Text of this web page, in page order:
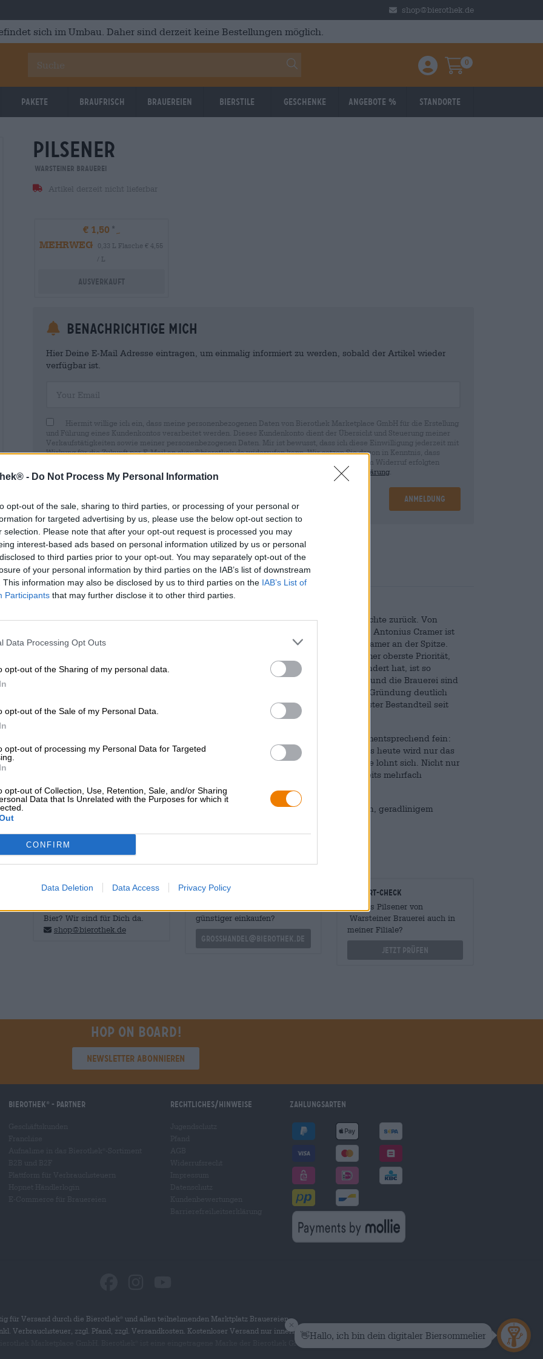
- Do Not Process My Personal Information
opt-out of the sale, sharing to third parties, or processing of your personal or
for targeted advertising by us, please use the below opt-out section to
selection. Please note that after your opt-out request is processed you may
interest-based ads based on personal information utilized by us or personal
to third parties prior to your opt-out. You may separately opt-out of the
of your personal information by third parties on the IAB’s list of downstream
This information may also be disclosed by us to third parties on the IAB’s List of
Participants that may further disclose it to other third parties.
Data Processing Opt Outs
opt-out of the Sharing of my personal data.
opt-out of the Sale of my Personal Data.
opt-out of processing my Personal Data for Targeted
opt-out of Collection, Use, Retention, Sale, and/or Sharing
Data that Is Unrelated with the Purposes for which it
CONFIRM
Data Deletion Data Access Privacy Policy
shop@bierothek.de
sich im Umbau. Daher sind derzeit keine Bestellungen möglich.
Einloggen / Anmelden
Warenkorb
0
Pakete Braufrisch Brauereien Bierstile Geschenke Angebote % Standorte
pilsener
Warsteiner Brauerei
Artikel derzeit nicht lieferbar
€ 1,50
MEHRWEG
0,33 L Flasche € 4,55
/ L
Ausverkauft
Benachrichtige mich
Hier Deine E-Mail Adresse eintragen, um einmalig informiert zu werden, sobald der Artikel wieder
verfügbar ist.
Hiermit willige ich ein, dass meine personenbezogenen Daten von Bierothek Marketplace GmbH für die Erstellung
und Führung eines Kundenkontos verarbeitet werden. Dieses Kundenkonto dient der Übersicht und Steuerung meiner
Verkaufstätigkeiten sowie meiner personenbezogenen Daten. Mir ist bewusst, dass ich diese Einwilligung jederzeit mit
Wirkung für die Zukunft per E-Mail an shop@bierothek.de widerrufen kann. Wir setzen Sie davon in Kenntnis, dass
durch den Widerruf der Einwilligung die Rechtmäßigkeit der aufgrund der Einwilligung bis zum Widerruf erfolgten
Verarbeitung nicht berührt wird. Weitere Informationen finden Sie in unserer
Datenschutzerklärung
Anmeldung
* Preise inkl. gesetzlicher MwSt. zzgl. Versandkosten zzgl. Pfand € 0,08
Beschreibung Infos Bewertungen(0)
Die Brauerei Warsteiner aus dem Sauerland blickt auf mehr als 270 Jahre Geschichte zurück. Von
Anfang an ist es die Familie Cramer, die die Geschicke des Unternehmens leitet: Antonius Cramer ist
der Gründervater und neun Generationen später steht seine Ahnin Catharina Kramer an der Spitze.
Gute Qualität und bester Geschmack haben in der Familie Warsteiner schon immer oberste Priorität,
das hat sich im Laufe der Jahrhunderte nicht geändert. Was sich allerdings geändert hat, ist so
ziemlich alles andere. Der Standort ist der gleiche, die Brauanlage, das Sudhaus und die Brauerei sind
jedoch vergrößert, erweitert und modernisiert worden. Das Sortiment ist seit der Gründung deutlich
gewachsen und spiegelt die Ansprüche moderner Biergenießer:innen wider. Fester Bestandteil seit
mehr als 270 Jahren ist das weltbekannte Pils.
Warsteiners Premium Pilsner war von Anfang an Teil des Angebotes und ist dementsprechend fein:
Über Jahrhunderte hinweg feilten die Braumeister:innen an der Rezeptur und bis heute wird nur das
Bier abgefüllt, das die Erwartungen des Teams übertrifft. Ihr unermüdliche Mühe lohnt sich. Nicht nur
zählt das Pilsener zu den beliebtesten Bieren der Brauerei, es wurde zudem bereits mehrfach
ausgezeichnet und ist auch im Ausland äußerst populär.
Das Pilsener aus Warstein ist ein erfrischendes Braustück mit weichen Malznoten, geradlinigem
KOSTENFREIE BIERATUNG
Bier? Wir sind für Dich da.
shop@bierothek.de
Händler oder Gastronomen
günstiger einkaufen?
grosshandel@bierothek.de
Vor-Ort-Check
Gibt es Pilsener von
Warsteiner Brauerei auch in
meiner Filiale?
Jetzt prüfen
Hop on board!
Newsletter abonnieren
Bierothek - Partner Rechtliches/Hinweise Zahlungsarten
für Versand durch die Bierothek
und allen teilnehmenden Marktplatz Brauereien
Verbrauchsteuer, zzgl. Pfand, zzgl. Versandkosten. Kostenloser Versand nur innerhalb Deutschlands.
ist eine eingetragene Marke der Bierothek Group GmbH. Alle Rechte vorbehalten.